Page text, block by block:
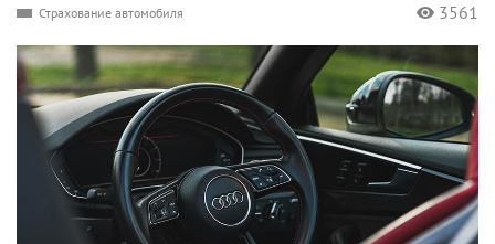
Страхование автомобиля 3561